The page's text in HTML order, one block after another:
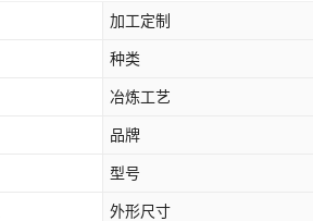
加工定制
种类
冶炼工艺
品牌
型号
外形尺寸